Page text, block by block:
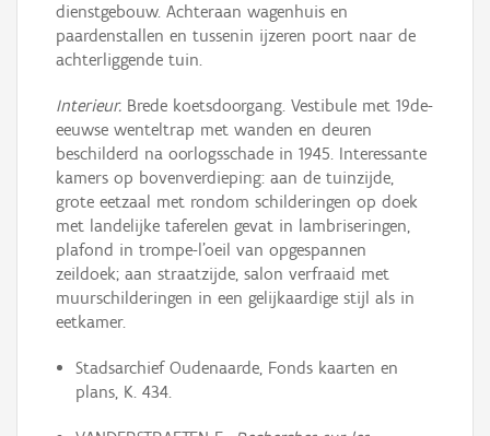
dienstgebouw. Achteraan wagenhuis en
paardenstallen en tussenin ijzeren poort naar de
achterliggende tuin.
Interieur. Brede koetsdoorgang. Vestibule met 19de-
eeuwse wenteltrap met wanden en deuren
beschilderd na oorlogsschade in 1945. Interessante
kamers op bovenverdieping: aan de tuinzijde,
grote eetzaal met rondom schilderingen op doek
met landelijke taferelen gevat in lambriseringen,
plafond in trompe-l'oeil van opgespannen
zeildoek; aan straatzijde, salon verfraaid met
muurschilderingen in een gelijkaardige stijl als in
eetkamer.
Stadsarchief Oudenaarde, Fonds kaarten en
plans, K. 434.